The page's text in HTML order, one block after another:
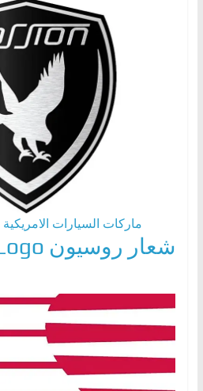
ماركات السيارات الامريكية
شعار روسيون Rossion Logo